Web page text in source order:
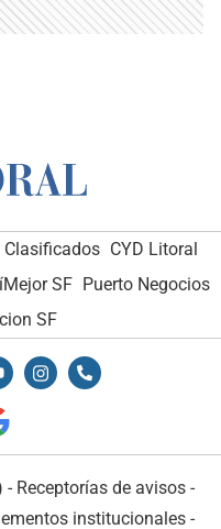
Clasificados CYD Litoral
SF Puerto Negocios
SF
- Receptorías de avisos -
institucionales-